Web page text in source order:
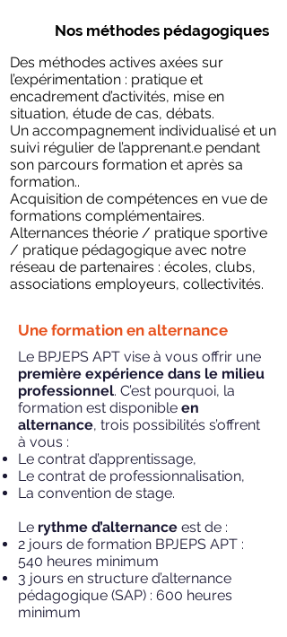
Nos méthodes pédagogiques
Des méthodes actives axées sur
l’expérimentation : pratique et
encadrement d’activités, mise en
situation, étude de cas, débats.
Un accompagnement individualisé et un
suivi régulier de l’apprenant.e pendant
son parcours formation et après sa
formation..
Acquisition de compétences en vue de
formations complémentaires.
Alternances théorie / pratique sportive
/ pratique pédagogique avec notre
réseau de partenaires : écoles, clubs,
associations employeurs, collectivités.
Une formation en alternance
Le BPJEPS APT vise à vous offrir une
première expérience dans le milieu
professionnel. C’est pourquoi, la
formation est disponible en
alternance, trois possibilités s’offrent
à vous :
Le contrat d’apprentissage,
Le contrat de professionnalisation,
La convention de stage.
Le rythme d’alternance est de :
2 jours de formation BPJEPS APT :
540 heures minimum
3 jours en structure d’alternance
pédagogique (SAP) : 600 heures
minimum